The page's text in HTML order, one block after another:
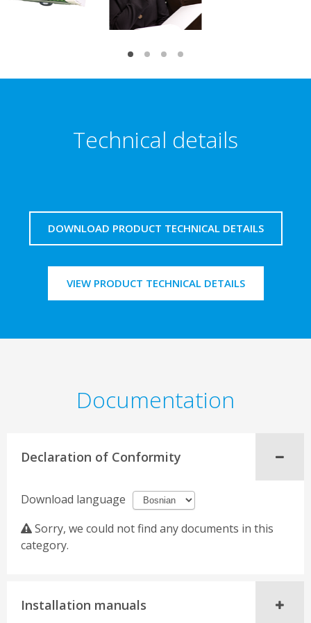
Technical details
DOWNLOAD PRODUCT TECHNICAL DETAILS
VIEW PRODUCT TECHNICAL DETAILS
Documentation
Declaration of Conformity
Download language
Sorry, we could not find any documents in this
category.
Installation manuals